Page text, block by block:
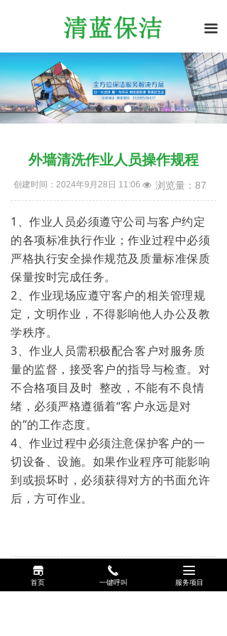
끀
外墙清洗作业人员操作规程
创建时间： 2024年9月28日 11:06
1、作业人员必须遵守公司与客户约定
的各项标准执行作业；作业过程中必须
严格执行安全操作规范及质量标准保质
保量按时完成任务。
2、作业现场应遵守客户的相关管理规
定，文明作业，不得影响他人办公及教
学秩序。
3、作业人员需积极配合客户对服务质
量的监督，接受客户的指导与检查。对
不合格项目及时 整改，不能有不良情
绪，必须严格遵循着“客户永远是对
的”的工作态度。
4、作业过程中必须注意保护客户的一
切设备、设施。如果作业程序可能影响
到或损坏时，必须获得对方的书面允许
后，方可作业。
넶 浏览量： 87
前一个：
끵
首页
끅
一键呼叫
끀
服务项目